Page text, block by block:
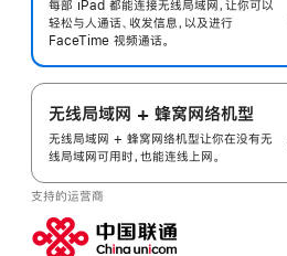
每部 iPad 都能连接无线局域网，让你可以
轻松与人通话、收发信息，以及进行
FaceTime 视频通话。
无线局域网 + 蜂窝网络机型
无线局域网 + 蜂窝网络机型让你在没有无
线局域网可用时，也能连线上网。
支持的运营商